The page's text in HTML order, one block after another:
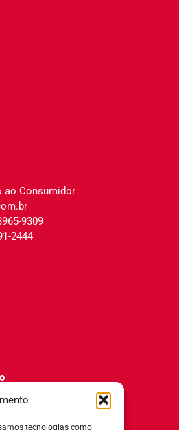
tecnologias como
ao Consumidor
9309
2444
salarial